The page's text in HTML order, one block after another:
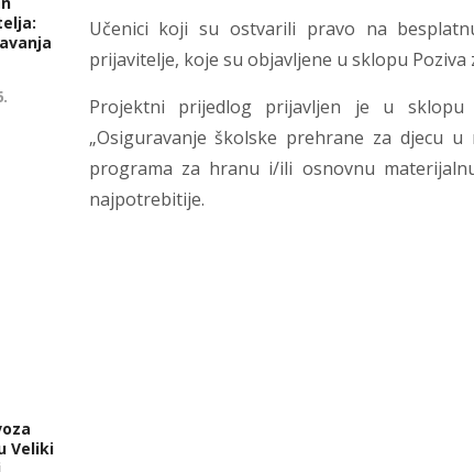
Učenici koji su ostvarili pravo na
prijavitelje, koje su objavljene u sklopu
Projektni prijedlog prijavljen je u
„Osiguravanje školske prehrane za djecu
programa za hranu i/ili osnovnu
najpotrebitije.
Veliki